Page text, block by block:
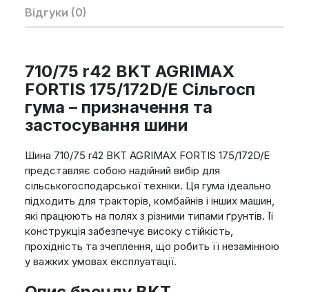
Відгуки (0)
710/75 r42 BKT AGRIMAX
FORTIS 175/172D/E Сільгосп
гума – призначення та
застосування шини
Шина 710/75 r42 BKT AGRIMAX FORTIS 175/172D/E
представляє собою надійний вибір для
сільськогосподарської техніки. Ця гума ідеально
підходить для тракторів, комбайнів і інших машин,
які працюють на полях з різними типами ґрунтів. Її
конструкція забезпечує високу стійкість,
прохідність та зчеплення, що робить її незамінною
у важких умовах експлуатації.